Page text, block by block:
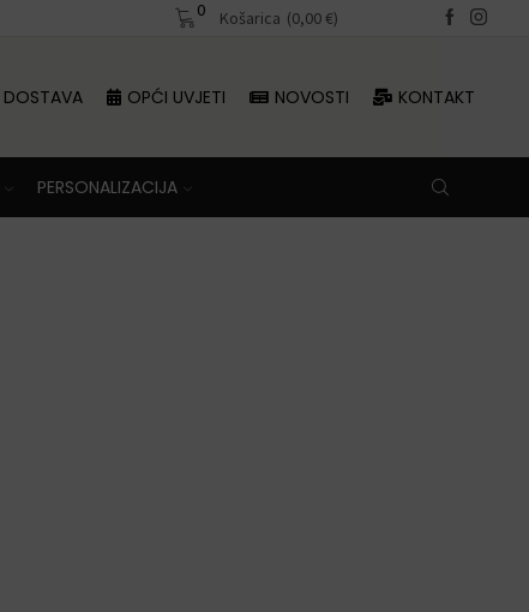
Besplatna dostava iznad 70 €
0 Košarica (0,00€)
DOSTAVA OPĆI UVJETI NOVOSTI KONTAKT
PERSONALIZACIJA